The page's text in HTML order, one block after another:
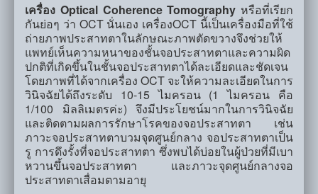
เครื่อง Optical Coherence Tomography หรือที่เรียก
กันย่อๆ ว่า OCT นั่นเอง เครื่องOCT นี้เป็นเครื่องมือที่ใช้
ถ่ายภาพประสาทตาในลักษณะภาพตัดขวางจึงช่วยให้
แพทย์เห็นความหนาของชั้นจอประสาทตาและความผิด
ปกติที่เกิดขึ้นในชั้นจอประสาทตาได้ละเอียดและชัดเจน
โดยภาพที่ได้จากเครื่อง OCT จะให้ความละเอียดในการ
วินิจฉัยได้ถึงระดับ 10-15 ไมครอน (1 ไมครอน คือ
1/100 มิลลิเมตรค่ะ) จึงมีประโยชน์มากในการวินิจฉัย
และติดตามผลการรักษาโรคของจอประสาทตา เช่น
ภาวะจอประสาทตาบวมจุดศูนย์กลาง จอประสาทตาเป็น
รู การดึงรั้งที่จอประสาทตา ซึ่งพบได้บ่อยในผู้ป่วยที่มีเบา
หวานขึ้นจอประสาทตา และภาวะจุดศูนย์กลางจอ
ประสาทตาเสื่อมตามอายุ